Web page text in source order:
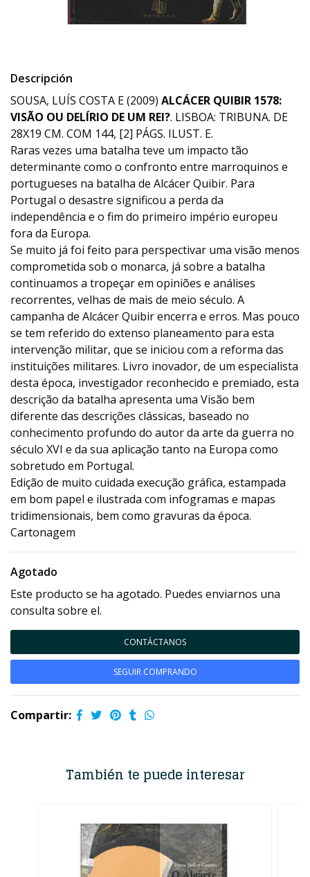
Descripción
SOUSA, LUÍS COSTA E (2009) ALCÁCER QUIBIR 1578:
VISÃO OU DELÍRIO DE UM REI?. LISBOA: TRIBUNA. DE
28X19 CM. COM 144, [2] PÁGS. ILUST. E.
Raras vezes uma batalha teve um impacto tão
determinante como o confronto entre marroquinos e
portugueses na batalha de Alcácer Quibir. Para
Portugal o desastre significou a perda da
independência e o fim do primeiro império europeu
fora da Europa.
Se muito já foi feito para perspectivar uma visão menos
comprometida sob o monarca, já sobre a batalha
continuamos a tropeçar em opiniões e análises
recorrentes, velhas de mais de meio século. A
campanha de Alcácer Quibir encerra e erros. Mas pouco
se tem referido do extenso planeamento para esta
intervenção militar, que se iniciou com a reforma das
instituições militares. Livro inovador, de um especialista
desta época, investigador reconhecido e premiado, esta
descrição da batalha apresenta uma Visão bem
diferente das descrições clássicas, baseado no
conhecimento profundo do autor da arte da guerra no
século XVI e da sua aplicação tanto na Europa como
sobretudo em Portugal.
Edição de muito cuidada execução gráfica, estampada
em bom papel e ilustrada com infogramas e mapas
tridimensionais, bem como gravuras da época.
Cartonagem
Agotado
Este producto se ha agotado. Puedes enviarnos una
consulta sobre el.
CONTÁCTANOS
SEGUIR COMPRANDO
Compartir:
También te puede interesar